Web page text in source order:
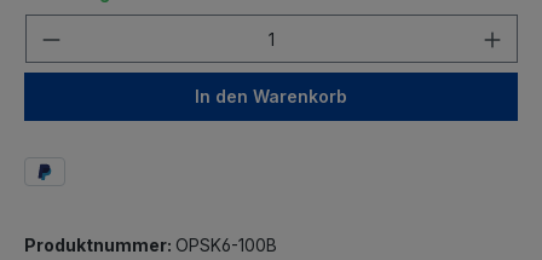
In den Warenkorb
Produktnummer: OPSK6-100B